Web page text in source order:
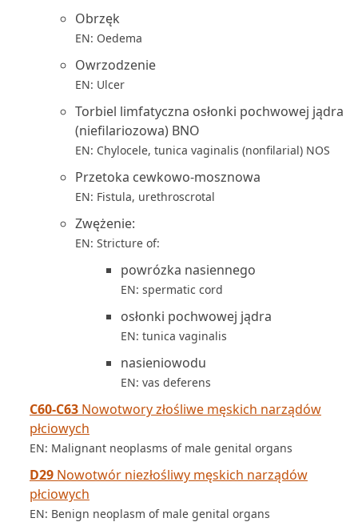
Obrzęk
EN: Oedema
Owrzodzenie
EN: Ulcer
Torbiel limfatyczna osłonki pochwowej jądra
(niefilariozowa) BNO
EN: Chylocele, tunica vaginalis (nonfilarial) NOS
Przetoka cewkowo-mosznowa
EN: Fistula, urethroscrotal
Zwężenie:
EN: Stricture of:
powrózka nasiennego
EN: spermatic cord
osłonki pochwowej jądra
EN: tunica vaginalis
nasieniowodu
EN: vas deferens
C60-C63 Nowotwory złośliwe męskich narządów
płciowych
EN: Malignant neoplasms of male genital organs
D29 Nowotwór niezłośliwy męskich narządów
płciowych
EN: Benign neoplasm of male genital organs